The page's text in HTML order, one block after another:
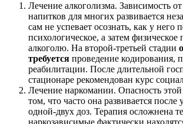
Лечение алкоголизма. Зависимость
напитков для многих развивается
сам не успевает осознать, как у него
психологическое, а затем физическое
алкоголю. На второй-третьей стадии
требуется проведение кодирования,
реабилитации. После длительной
стационаре рекомендован курс
Лечение наркомании. Опасность
том, что часто она развивается после
одной-двух доз. Терапия осложнена